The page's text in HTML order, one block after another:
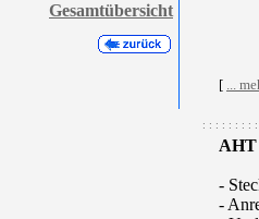
Gesamtübersicht
[ ...
: : : : : : : :
AHT
-
-